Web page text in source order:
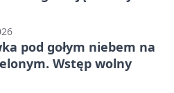
pod gołym niebem na
Wstęp wolny